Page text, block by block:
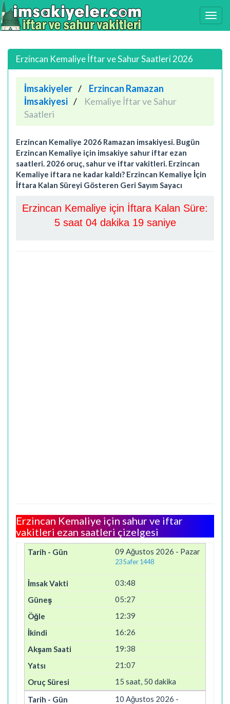
Erzincan Kemaliye İftar ve Sahur Saatleri 2026
İmsakiyeler
Erzincan Ramazan
İmsakiyesi
Kemaliye İftar ve Sahur
Saatleri
Erzincan Kemaliye 2026 Ramazan imsakiyesi. Bugün
Erzincan Kemaliye için imsakiye sahur iftar ezan
saatleri. 2026 oruç, sahur ve iftar vakitleri. Erzincan
Kemaliye iftara ne kadar kaldı? Erzincan Kemaliye İçin
İftara Kalan Süreyi Gösteren Geri Sayım Sayacı
Erzincan Kemaliye için İftara Kalan Süre:
5 saat 04 dakika 18 saniye
Erzincan Kemaliye için sahur ve iftar
vakitleri ezan saatleri çizelgesi
09 Ağustos 2026 - Pazar
23 Safer 1448
03:48
05:27
12:39
16:26
19:38
21:07
15 saat, 50 dakika
10 Ağustos 2026 -